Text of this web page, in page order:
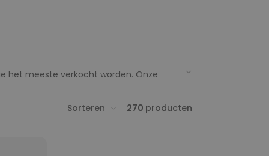
het meeste verkocht worden. Onze
Sorteren 270 producten